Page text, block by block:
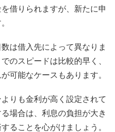
借りられますが、新たに申
。
は借入先によって異なりま
のスピードは比較的早く、
可能なケースもあります。
りも金利が高く設定されて
場合は、利息の負担が大き
ることを心がけましょう。